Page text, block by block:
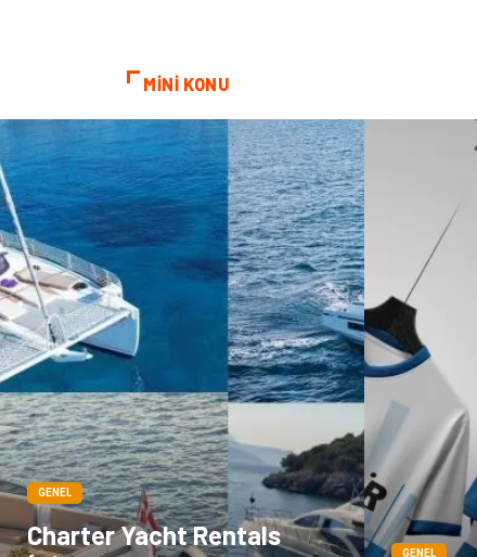
MİNİ KONU
GENEL
Charter Yacht Rentals
GENEL